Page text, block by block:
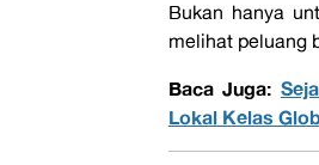
Bukan hanya
melihat peluang
Baca Juga:
Lokal Kelas